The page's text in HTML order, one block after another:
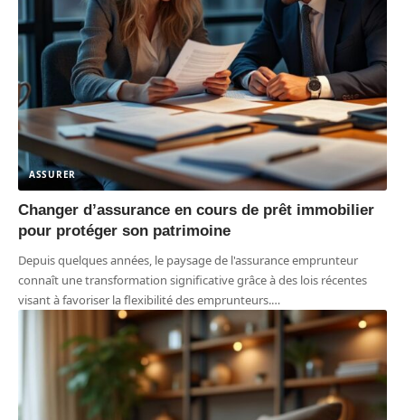
ASSURER
Changer d’assurance en cours de prêt immobilier
pour protéger son patrimoine
Depuis quelques années, le paysage de l'assurance emprunteur
connaît une transformation significative grâce à des lois récentes
visant à favoriser la flexibilité des emprunteurs.…